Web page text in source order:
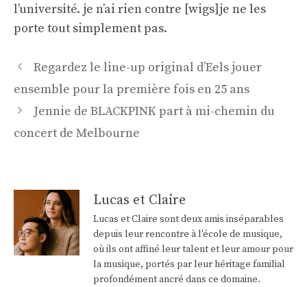
l’université. je n’ai rien contre [wigs]je ne les
porte tout simplement pas.
Navigation
des
Regardez le line-up original d’Eels jouer
ensemble pour la première fois en 25 ans
Jennie de BLACKPINK part à mi-chemin du
concert de Melbourne
Lucas et Claire
Lucas et Claire sont deux amis inséparables
depuis leur rencontre à l'école de musique,
où ils ont affiné leur talent et leur amour pour
la musique, portés par leur héritage familial
profondément ancré dans ce domaine.